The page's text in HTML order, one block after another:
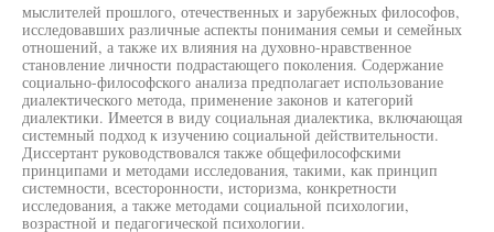
мыслителей прошлого, отечественных и зарубежных философов,
исследовавших различные аспекты понимания семьи и семейных
отношений, а также их влияния на духовно-нравственное
становление личности подрастающего поколения. Содержание
социально-философского анализа предполагает использование
диалектического метода, применение законов и категорий
диалектики. Имеется в виду социальная диалектика, включающая
системный подход к изучению социальной действительности.
Диссертант руководствовался также общефилософскими
принципами и методами исследования, такими, как принцип
системности, всесторонности, историзма, конкретности
исследования, а также методами социальной психологии,
возрастной и педагогической психологии.